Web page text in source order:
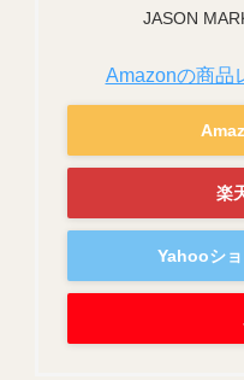
JASON
Amazonの商品
楽
Yahooシ